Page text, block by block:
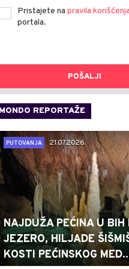
Pristajete na pravila korišćenja
portala.
POŠALJI
MONDO REPORTAŽE
PUTOVANJA
21.07.2026.
NAJDUŽA PEĆINA U BIH
JEZERO, HILJADE
KOSTI PEĆINSKOG